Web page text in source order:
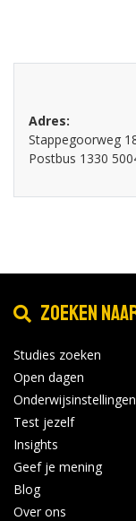
Adres:
Stappegoorweg
Postbus 1330
Zoeken
Studies zoeken
Open dagen
Onderwijsinstellingen
Test jezelf
Insights
Geef je mening
Blog
Over ons